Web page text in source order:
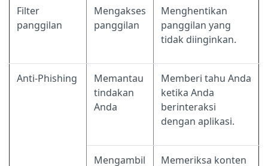
Filter
panggilan
Mengakses
panggilan
Menghentikan
panggilan yang
tidak diinginkan.
Anti-Phishing
Memantau
tindakan
Anda
Memberi tahu Anda
ketika Anda
berinteraksi
dengan aplikasi.
Mengambil
Memeriksa konten